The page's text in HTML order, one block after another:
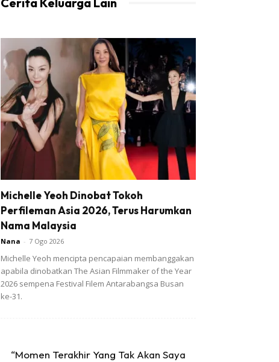
Michelle Yeoh Dinobat Tokoh
Perfileman Asia 2026, Terus Harumkan
Nama Malaysia
Nana - 7 Ogo 2026
Michelle Yeoh mencipta pencapaian membanggakan
apabila dinobatkan The Asian Filmmaker of the Year
2026 sempena Festival Filem Antarabangsa Busan
ke-31.
“Momen Terakhir Yang Tak Akan Saya